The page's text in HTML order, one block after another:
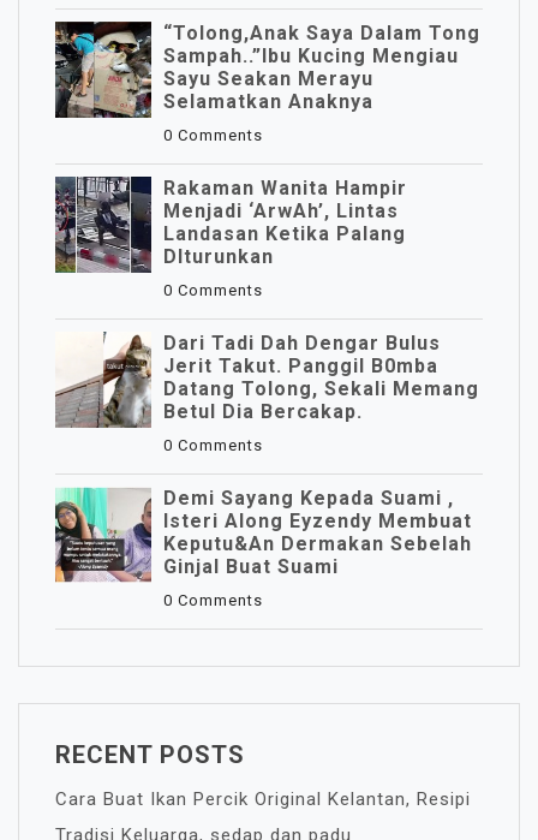
“Tolong,Anak Saya Dalam Tong
Sampah..”Ibu Kucing Mengiau
Sayu Seakan Merayu
Selamatkan Anaknya
0 Comments
Rakaman Wanita Hampir
Menjadi ‘ArwAh’, Lintas
Landasan Ketika Palang
DIturunkan
0 Comments
Dari Tadi Dah Dengar Bulus
Jerit Takut. Panggil B0mba
Datang Tolong, Sekali Memang
Betul Dia Bercakap.
0 Comments
Demi Sayang Kepada Suami ,
Isteri Along Eyzendy Membuat
Keputu&an Dermakan Sebelah
Ginjal Buat Suami
0 Comments
RECENT POSTS
Cara Buat Ikan Percik Original Kelantan, Resipi
Tradisi Keluarga, sedap dan padu